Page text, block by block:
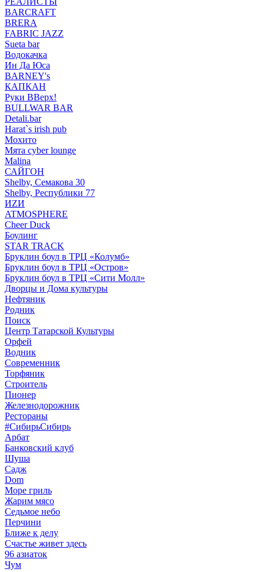
BARCRAFT
BRERA
FABRIC JAZZ
Sueta bar
Водокачка
Ин Да Юса
BARNEY's
КАПКАН
Руки ВВерх!
BULLWAR BAR
Detali.bar
Harat`s irish pub
Мохито
Мята cyber lounge
Malina
САЙГОН
Shelby, Семакова 30
Shelby, Республики 77
ИZИ
ATMOSPHERE
Cheer Duck
Боулинг
STAR TRACK
Бруклин боул в ТРЦ «Колумб»
Бруклин боул в ТРЦ «Остров»
Бруклин боул в ТРЦ «Сити Молл»
Дворцы и Дома культуры
Нефтяник
Родник
Поиск
Центр Татарской Культуры
Орфей
Водник
Современник
Торфяник
Строитель
Пионер
Железнодорожник
Рестораны
#СибирьСибирь
Арбат
Банковский клуб
Шуша
Садж
Dom
Море гриль
Жарим мясо
Седьмое небо
Перчини
Ближе к делу
Счастье живет здесь
96 азиаток
Чум